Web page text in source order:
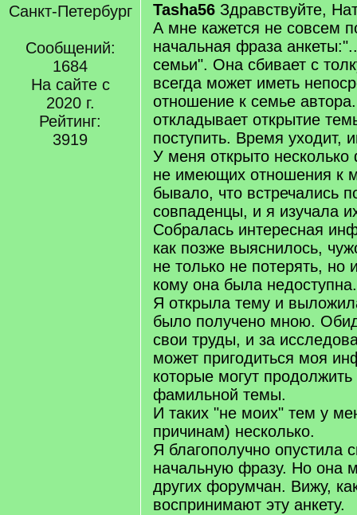
Санкт-Петербург
Сообщений:
1684
На сайте с
2020 г.
Рейтинг:
3919
Tasha56 Здравствуйте,
А мне кажется не совсем
начальная фраза
семьи". Она сбивает с
всегда может иметь
отношение к семье
откладывает открытие
поступить. Время уходит,
У меня открыто
не имеющих отношения к
бывало, что встречались
совпаденцы, и я изучала
Собралась интересная
как позже выяснилось,
не только не потерять, но
кому она была недоступна.
Я открыла тему и
было получено мною.
свои труды, и за
может пригодиться моя
которые могут продолжить
фамильной темы.
И таких "не моих" тем у
причинам) несколько.
Я благополучно опустила
начальную фразу. Но она
других форумчан. Вижу,
воспринимают эту анкету.